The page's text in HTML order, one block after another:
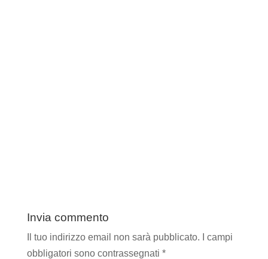
Invia commento
Il tuo indirizzo email non sarà pubblicato.
I campi
obbligatori sono contrassegnati *